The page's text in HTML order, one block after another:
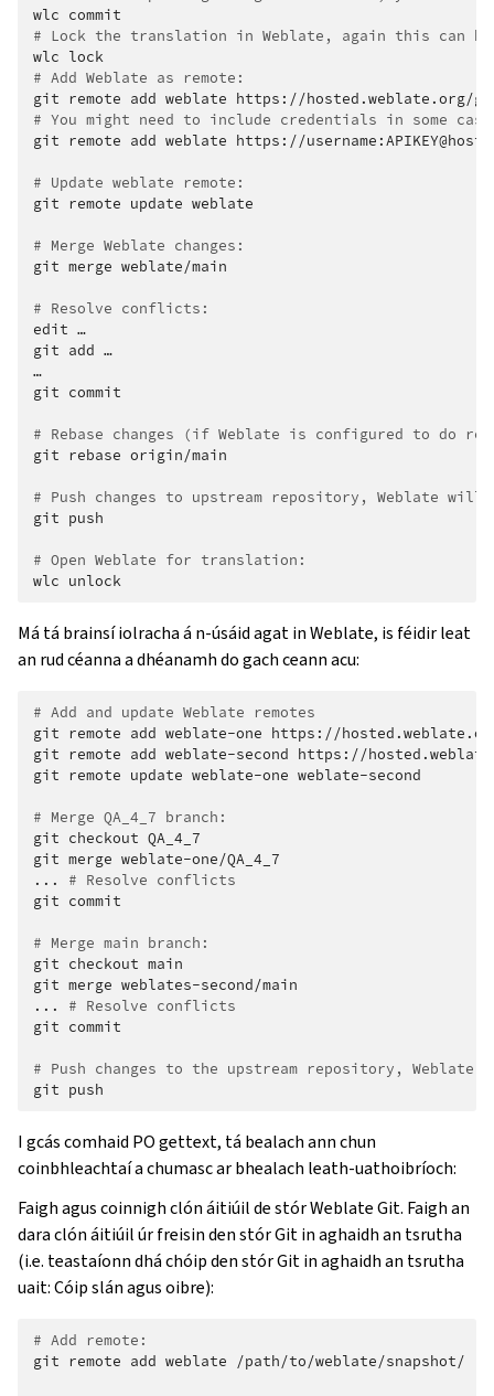
wlc
# Lock the translation in Weblate, again this can
wlc
# Add Weblate as remote:
git remote add weblate
# You might need to include credentials in some
git remote add weblate https://
# Update weblate remote:
git remote update weblate
# Merge Weblate changes:
git merge weblate/main
# Resolve conflicts:
edit …
git add …
…
git commit
# Rebase changes (if Weblate is configured to do
git rebase origin/main
# Push changes to upstream repository, Weblate
git push
# Open Weblate for translation:
wlc
Má tá brainsí iolracha á n-úsáid agat in Weblate, is féidir leat
an rud céanna a dhéanamh do gach ceann acu:
# Add and update Weblate remotes
git remote add weblate-one https://
git remote add weblate-second https://
git remote update weblate-one weblate-second
# Merge QA_4_7 branch:
git checkout QA_4_7
git merge weblate-one/QA_4_7
...
# Resolve conflicts
git commit
# Merge main branch:
git checkout main
git merge weblates-second/main
...
# Resolve conflicts
git commit
# Push changes to the upstream repository,
git
I gcás comhaid PO gettext, tá bealach ann chun
coinbhleachtaí a chumasc ar bhealach leath-uathoibríoch:
Faigh agus coinnigh clón áitiúil de stór Weblate Git. Faigh an
dara clón áitiúil úr freisin den stór Git in aghaidh an tsrutha
(i.e. teastaíonn dhá chóip den stór Git in aghaidh an tsrutha
uait: Cóip slán agus oibre):
# Add remote:
git remote add weblate /path/to/weblate/snapshot/